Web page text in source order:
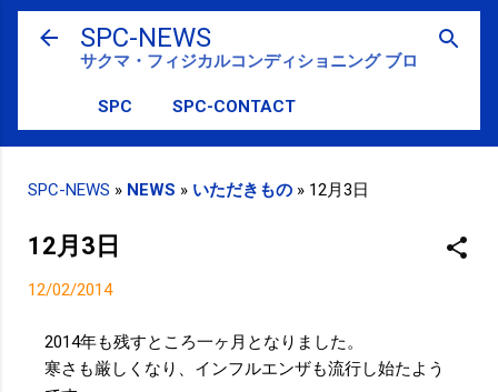
スキップしてメイン コンテンツに移動
SPC-NEWS
サクマ・フィジカルコンディショニング ブログ
SPC SPC-CONTACT
SPC-NEWS » NEWS » いただきもの » 12月3日
12月3日
12/02/2014
2014年も残すところ一ヶ月となりました。
寒さも厳しくなり、インフルエンザも流行し始たよう